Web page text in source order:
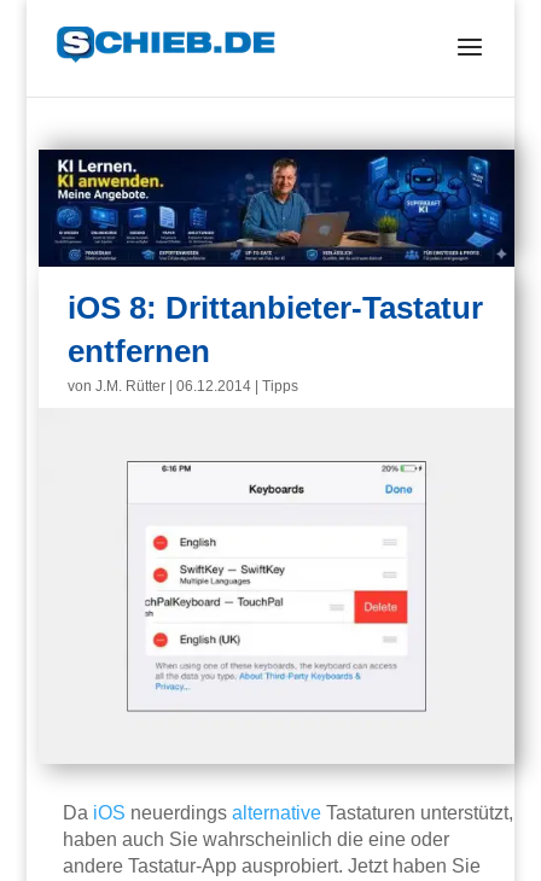
iOS 8: Drittanbieter-Tastatur
entfernen
vonJ.M. Rütter |06.12.2014 |Tipps
Da iOS neuerdingsalternative Tastaturen unterstützt,
haben auch Sie wahrscheinlich die eine oder
andere Tastatur-App ausprobiert. Jetzt haben Sie